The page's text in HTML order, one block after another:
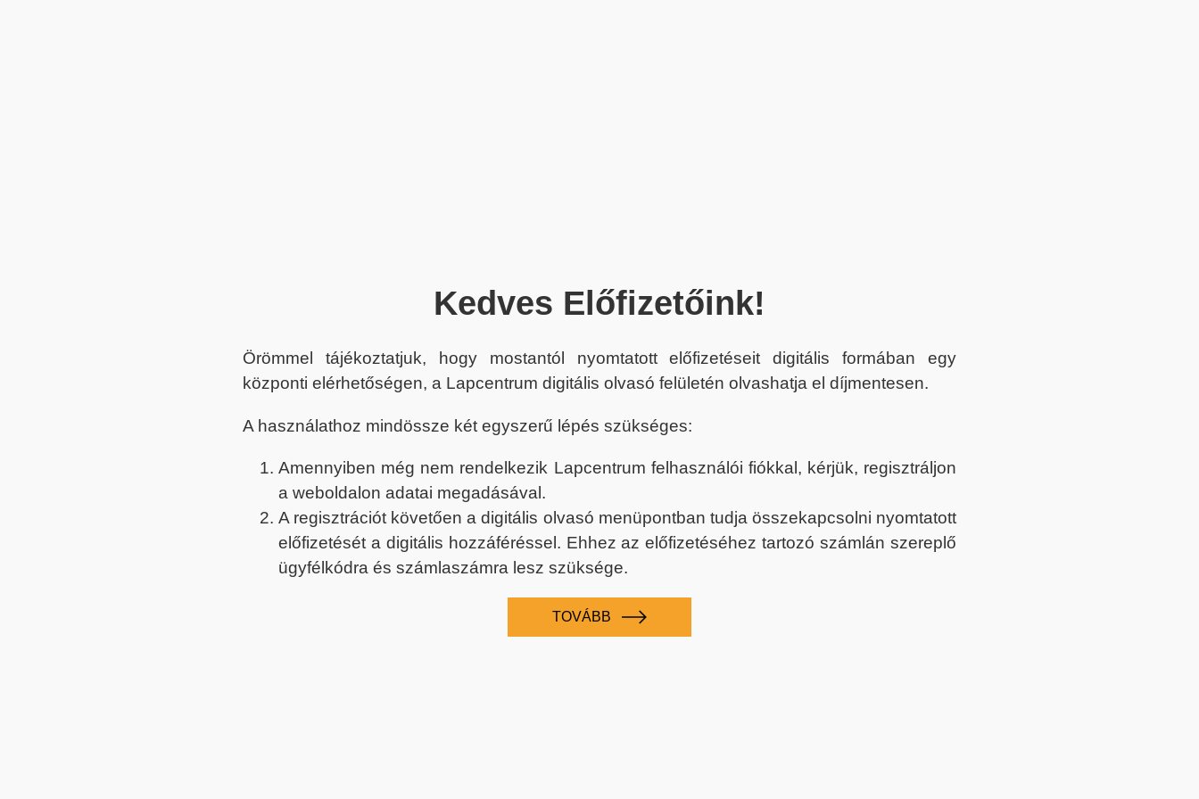
Kedves Előfizetőink!
Örömmel tájékoztatjuk, hogy mostantól nyomtatott előfizetéseit digitális formában egy
központi elérhetőségen, a Lapcentrum digitális olvasó felületén olvashatja el díjmentesen.
A használathoz mindössze két egyszerű lépés szükséges:
Amennyiben még nem rendelkezik Lapcentrum felhasználói fiókkal, kérjük, regisztráljon
a weboldalon adatai megadásával.
A regisztrációt követően a digitális olvasó menüpontban tudja összekapcsolni nyomtatott
előfizetését a digitális hozzáféréssel. Ehhez az előfizetéséhez tartozó számlán szereplő
ügyfélkódra és számlaszámra lesz szüksége.
TOVÁBB